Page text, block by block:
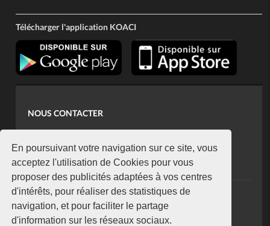
En poursuivant votre navigation sur ce site, vous
acceptez l'utilisation de Cookies pour vous
proposer des publicités adaptées à vos centres
d'intérêts, pour réaliser des statistiques de
navigation, et pour faciliter le partage
d'information sur les réseaux sociaux.
Télécharger l'application KOACI
NOUS CONTACTER
koaci@yahoo.fr
+225 07 08 85 52 93
NEWSLETTER
Restez connecté via notre newsletter